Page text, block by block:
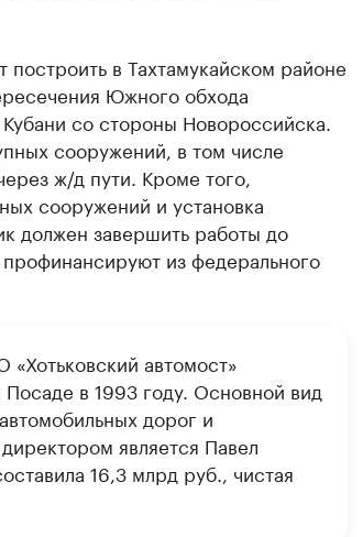
в Тахтамукайском районе
Южного обхода
со стороны Новороссийска.
сооружений, в том числе
ж/д пути. Кроме того,
сооружений и установка
должен завершить работы до
из федерального
автомост»
в 1993 году. Основной вид
дорог и
является Павел
16,3 млрд руб., чистая